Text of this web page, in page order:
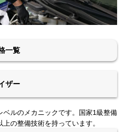
一覧
ザー
ベルのメカニックです。国家1級整備
の整備技術を持っています。